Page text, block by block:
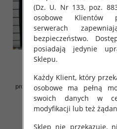
Sukienki damskie (Włoskie
produkt) Roz Standard, Mix Kolor
Paczka 5 szt
72.00 zł
(Dz. U. Nr 133, poz.
osobowe Klientów
serwerach
bezpieczeństwo.
posiadają jedynie
Sklepu.
Każdy Klient, który
osobowe ma pełną
swoich danych w
modyfikacji lub też
Sklep nie przekazuje,